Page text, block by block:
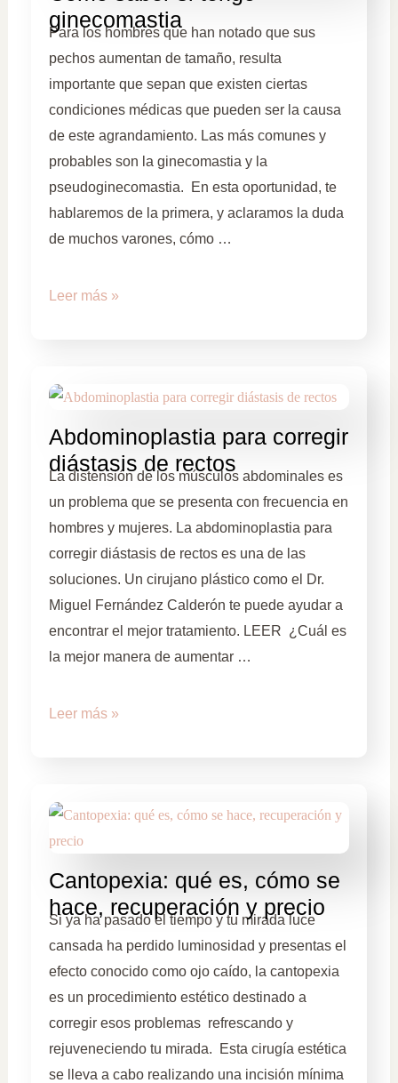
ginecomastia
Para los hombres que han notado que sus
pechos aumentan de tamaño, resulta
importante que sepan que existen ciertas
condiciones médicas que pueden ser la causa
de este agrandamiento. Las más comunes y
probables son la ginecomastia y la
pseudoginecomastia. En esta oportunidad, te
hablaremos de la primera, y aclaramos la duda
de muchos varones, cómo …
Leer más »
Abdominoplastia para corregir
diástasis de rectos
La distensión de los músculos abdominales es
un problema que se presenta con frecuencia en
hombres y mujeres. La abdominoplastia para
corregir diástasis de rectos es una de las
soluciones. Un cirujano plástico como el Dr.
Miguel Fernández Calderón te puede ayudar a
encontrar el mejor tratamiento. LEER ¿Cuál es
la mejor manera de aumentar …
Leer más »
Cantopexia: qué es, cómo se
hace, recuperación y precio
Si ya ha pasado el tiempo y tu mirada luce
cansada ha perdido luminosidad y presentas el
efecto conocido como ojo caído, la cantopexia
es un procedimiento estético destinado a
corregir esos problemas refrescando y
rejuveneciendo tu mirada. Esta cirugía estética
se lleva a cabo realizando una incisión mínima